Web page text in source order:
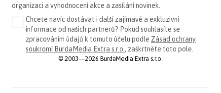
organizaci a vyhodnocení akce a zasílání novinek.
Chcete navíc dostávat i další zajímavé a exkluzivní
informace od našich partnerů? Pokud souhlasíte se
zpracováním údajů k tomuto účelu podle Zásad ochrany
soukromí BurdaMedia Extra s.r.o. , zaškrtněte toto pole.
© 2003—2026 BurdaMedia Extra s.r.o.